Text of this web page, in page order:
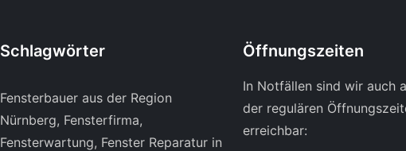
Schlagwörter
Fensterbauer aus der Region
Nürnberg, Fensterfirma,
Fensterwartung, Fenster Reparatur in
Öffnungszeiten
In Notfällen sind wir auch
der regulären
erreichbar: